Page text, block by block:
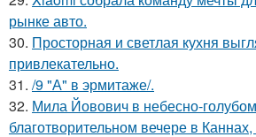
рынке авто.
30. Просторная и светлая кухня
привлекательно.
31. /9 "А" в эрмитаже/.
32. Мила Йовович в небесно-
благотворительном вечере в Каннах,